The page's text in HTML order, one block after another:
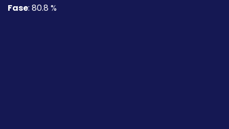
Fase: 80.8 %